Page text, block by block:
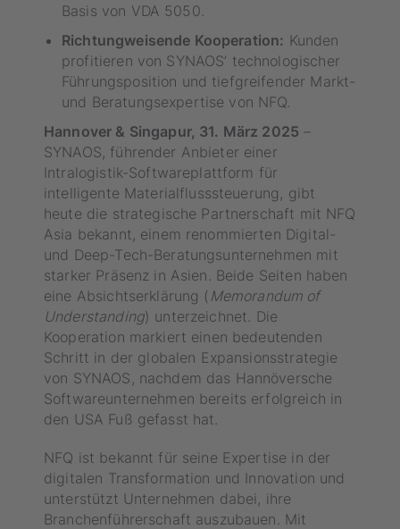
Basis von VDA 5050.
Richtungweisende Kooperation: Kunden
profitieren von SYNAOS’ technologischer
Führungsposition und tiefgreifender Markt-
und Beratungsexpertise von NFQ.
Hannover & Singapur, 31. März 2025 –
SYNAOS, führender Anbieter einer
Intralogistik-Softwareplattform für
intelligente Materialflusssteuerung, gibt
heute die strategische Partnerschaft mit NFQ
Asia bekannt, einem renommierten Digital-
und Deep-Tech-Beratungsunternehmen mit
starker Präsenz in Asien. Beide Seiten haben
eine Absichtserklärung ( Memorandum of
Understanding) unterzeichnet. Die
Kooperation markiert einen bedeutenden
Schritt in der globalen Expansionsstrategie
von SYNAOS, nachdem das Hannöversche
Softwareunternehmen bereits erfolgreich in
den USA Fuß gefasst hat.​
NFQ ist bekannt für seine Expertise in der
digitalen Transformation und Innovation und
unterstützt Unternehmen dabei, ihre
Branchenführerschaft auszubauen. Mit